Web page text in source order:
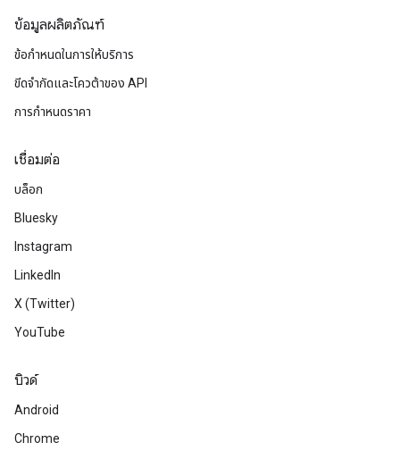
ข้อมูลผลิตภัณฑ์
ข้อกำหนดในการให้บริการ
ขีดจํากัดและโควต้าของ API
การกำหนดราคา
เชื่อมต่อ
บล็อก
Bluesky
Instagram
LinkedIn
X (Twitter)
YouTube
บิวด์
Android
Chrome